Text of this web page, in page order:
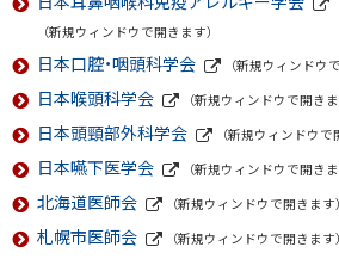
イ
ト
部
サ
イ
ト
サ
イ
ト
（新規ウィンドウで開きます）
日本口腔・咽頭科学会
部
サ
イ
ト
（新規ウィンドウ
日本喉頭科学会
部
サ
イ
ト
（新規ウィンドウで開きま
日本頭頸部外科学会
部
イ
ト
（新規ウィンドウで
日本嚥下医学会
部
イ
（新規ウィンドウで開きま
北海道医師会
部
（新規ウィンドウで開きます）
札幌市医師会
（新規ウィンドウで開きます）